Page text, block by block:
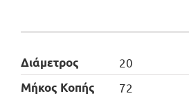
Διάμετρος
20
Μήκος Κοπής
72